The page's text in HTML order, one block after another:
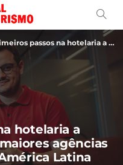
hotelaria a executivo de uma das maiores agências de viagens digitais da América Latina
hotelaria a
agências
Latina